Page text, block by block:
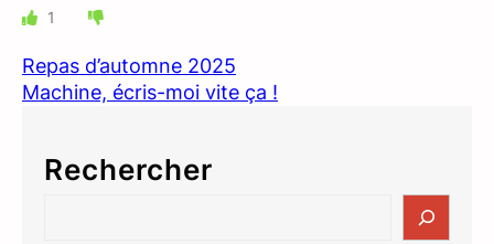
1
Repas d’automne 2025
Machine, écris-moi vite ça !
Rechercher